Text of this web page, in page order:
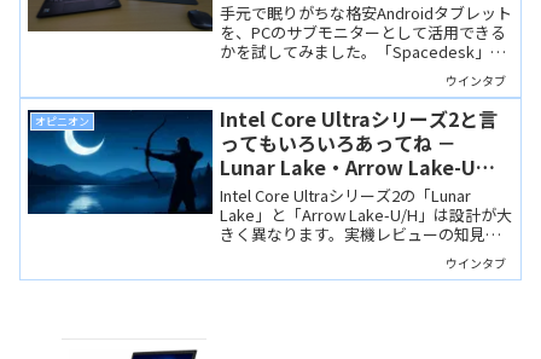
手元で眠りがちな格安Androidタブレット
を、PCのサブモニターとして活用できる
かを試してみました。「Spacedesk」や
「nExt Camera」などのアプリを使い、
有線2パターン・無線1パターンの計3方式
を実際にテストしています。
ウインタブ
オピニオン
Intel Core Ultraシリーズ2と言
ってもいろいろあってね －
Lunar Lake・Arrow Lake-U・H
の違いを「実機視点」で整理
Intel Core Ultraシリーズ2の「Lunar
Lake」と「Arrow Lake-U/H」は設計が大
きく異なります。実機レビューの知見を
もとに、その違いと選び方を整理してみ
ウインタブ